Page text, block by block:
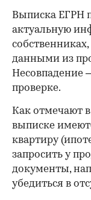
Выписка ЕГРН
актуальную
данными из
Несовпадение
проверке.
Как отмечают
выписке
квартиру
запросить у
документы,
убедиться в